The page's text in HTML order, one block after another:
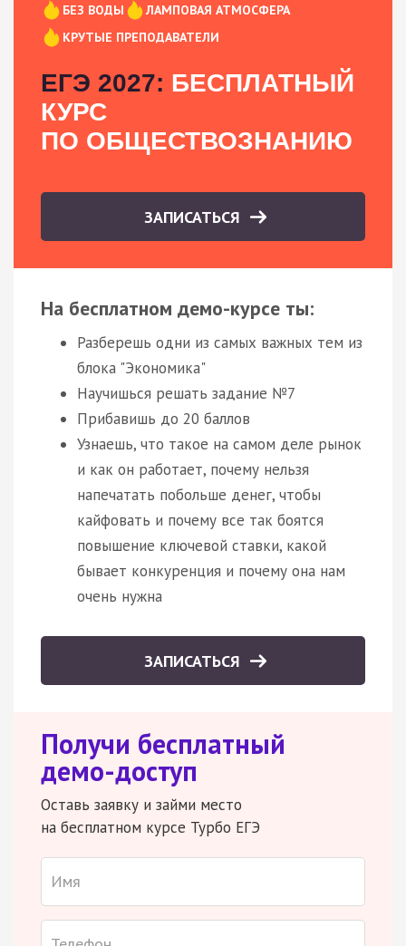
БЕЗ ВОДЫ
ЛАМПОВАЯ АТМОСФЕРА
КРУТЫЕ ПРЕПОДАВАТЕЛИ
ЕГЭ 2027: БЕСПЛАТНЫЙ
КУРС
ПО ОБЩЕСТВОЗНАНИЮ
ЗАПИСАТЬСЯ
На бесплатном демо-курсе ты:
Разберешь одни из самых важных тем из
блока "Экономика"
Научишься решать задание №7
Прибавишь до 20 баллов
Узнаешь, что такое на самом деле рынок
и как он работает, почему нельзя
напечатать побольше денег, чтобы
кайфовать и почему все так боятся
повышение ключевой ставки, какой
бывает конкуренция и почему она нам
очень нужна
ЗАПИСАТЬСЯ
Получи бесплатный
демо-доступ
Оставь заявку и займи место
на бесплатном курсе Турбо ЕГЭ